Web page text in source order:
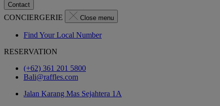
Contact
CONCIERGERIE Close menu
Find Your Local Number
RESERVATION
(+62) 361 201 5800
Bali@raffles.com
Jalan Karang Mas Sejahtera 1A